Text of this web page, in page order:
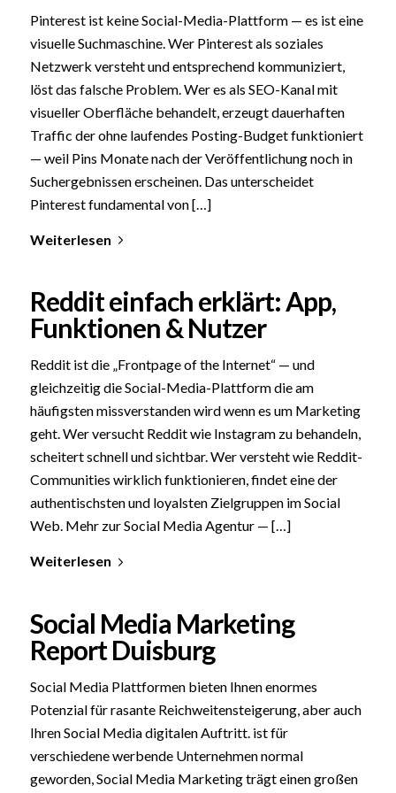
Pinterest ist keine Social-Media-Plattform — es ist eine
visuelle Suchmaschine. Wer Pinterest als soziales
Netzwerk versteht und entsprechend kommuniziert,
löst das falsche Problem. Wer es als SEO-Kanal mit
visueller Oberfläche behandelt, erzeugt dauerhaften
Traffic der ohne laufendes Posting-Budget funktioniert
— weil Pins Monate nach der Veröffentlichung noch in
Suchergebnissen erscheinen. Das unterscheidet
Pinterest fundamental von […]
Weiterlesen
Reddit einfach erklärt: App,
Funktionen & Nutzer
Reddit ist die „Frontpage of the Internet“ — und
gleichzeitig die Social-Media-Plattform die am
häufigsten missverstanden wird wenn es um Marketing
geht. Wer versucht Reddit wie Instagram zu behandeln,
scheitert schnell und sichtbar. Wer versteht wie Reddit-
Communities wirklich funktionieren, findet eine der
authentischsten und loyalsten Zielgruppen im Social
Web. Mehr zur Social Media Agentur — […]
Weiterlesen
Social Media Marketing
Report Duisburg
Social Media Plattformen bieten Ihnen enormes
Potenzial für rasante Reichweitensteigerung, aber auch
Ihren Social Media digitalen Auftritt. ist für
verschiedene werbende Unternehmen normal
geworden, Social Media Marketing trägt einen großen